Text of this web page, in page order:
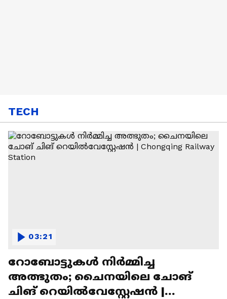
TECH
റോബോട്ടുകൾ നിർമ്മിച്ച
അത്ഭുതം; ചൈനയിലെ ചോങ്
ചിങ് റെയിൽവേസ്റ്റേഷൻ |
03:21